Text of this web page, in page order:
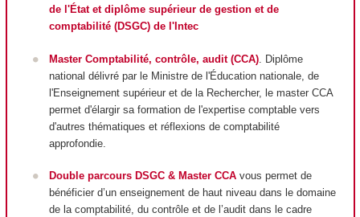
de l'État et diplôme supérieur de gestion et de
comptabilité (DSGC) de l'Intec
Master Comptabilité, contrôle, audit (CCA). Diplôme
national délivré par le Ministre de l'Éducation nationale, de
l'Enseignement supérieur et de la Rechercher, le master CCA
permet d'élargir sa formation de l'expertise comptable vers
d'autres thématiques et réflexions de comptabilité
approfondie.
Double parcours DSGC & Master CCA vous permet de
bénéficier d’un enseignement de haut niveau dans le domaine
de la comptabilité, du contrôle et de l’audit dans le cadre